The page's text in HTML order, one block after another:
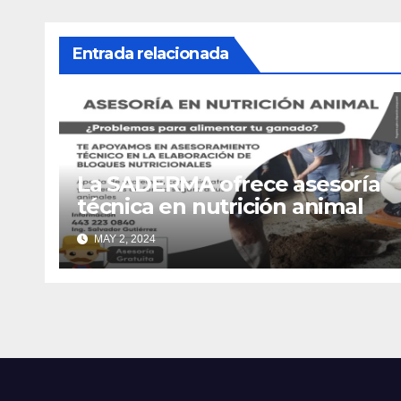
Entrada relacionada
La SADERMA ofrece asesoría
técnica en nutrición animal
MAY 2, 2024